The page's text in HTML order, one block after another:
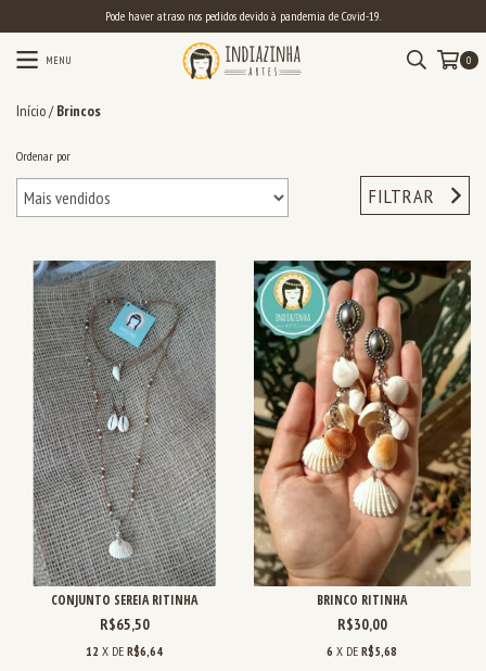
Pode haver atraso nos pedidos devido à pandemia de Covid-19.
MENU 0
Início/ Brincos
Ordenar por
FILTRAR
CONJUNTO SEREIA RITINHA
R$65,50
12 X DE R$6,64
BRINCO RITINHA
R$30,00
6 X DE R$5,68